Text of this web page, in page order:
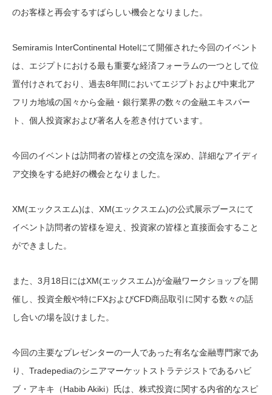
のお客様と再会するすばらしい機会となりました。
Semiramis InterContinental Hotelにて開催された今回のイベント
は、エジプトにおける最も重要な経済フォーラムの一つとして位
置付けされており、過去8年間においてエジプトおよび中東北ア
フリカ地域の国々から金融・銀行業界の数々の金融エキスパー
ト、個人投資家および著名人を惹き付けています。
今回のイベントは訪問者の皆様との交流を深め、詳細なアイディ
ア交換をする絶好の機会となりました。
XM(エックスエム)は、XM(エックスエム)の公式展示ブースにて
イベント訪問者の皆様を迎え、投資家の皆様と直接面会すること
ができました。
また、3月18日にはXM(エックスエム)が金融ワークショップを開
催し、投資全般や特にFXおよびCFD商品取引に関する数々の話
し合いの場を設けました。
今回の主要なプレゼンターの一人であった有名な金融専門家であ
り、Tradepediaのシニアマーケットストラテジストであるハビ
ブ・アキキ（Habib Akiki）氏は、株式投資に関する内省的なスピ